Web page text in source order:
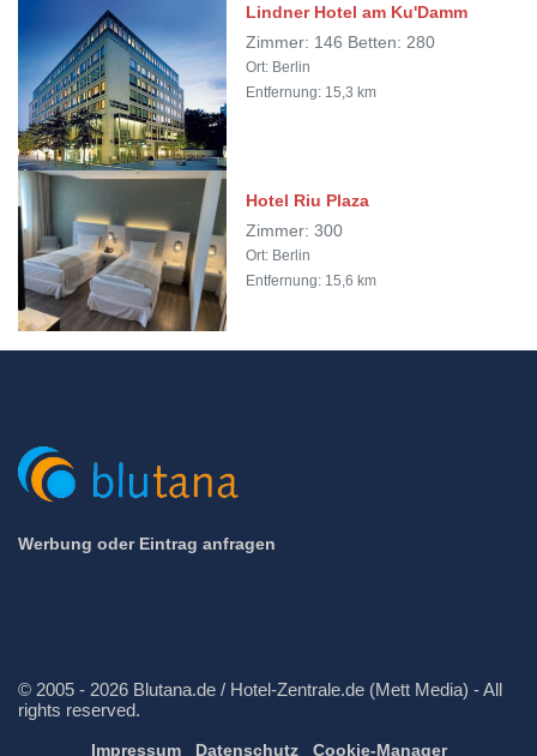
Lindner Hotel am Ku'Damm
Zimmer: 146 Betten: 280
Ort: Berlin
Entfernung: 15,3 km
Hotel Riu Plaza
Zimmer: 300
Ort: Berlin
Entfernung: 15,6 km
Werbung oder Eintrag anfragen
© 2005 - 2026 Blutana.de / Hotel-Zentrale.de (Mett Media) - All
rights reserved.
Impressum Datenschutz Cookie-Manager